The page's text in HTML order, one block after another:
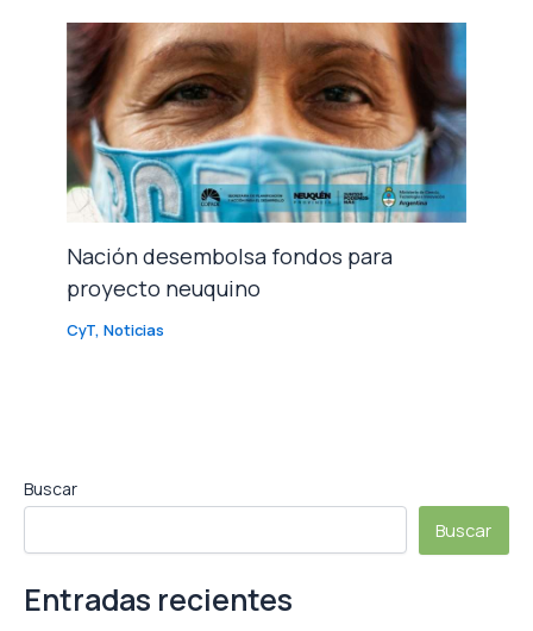
Nación desembolsa fondos para
proyecto neuquino
CyT,Noticias
Buscar
Buscar
Entradas recientes